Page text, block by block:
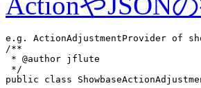
e.g. ActionAdjustmentProvider of
/**
* @author jflute
*/
public class